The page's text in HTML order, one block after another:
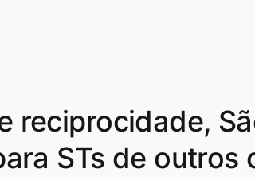
reciprocidade,
STs de outros